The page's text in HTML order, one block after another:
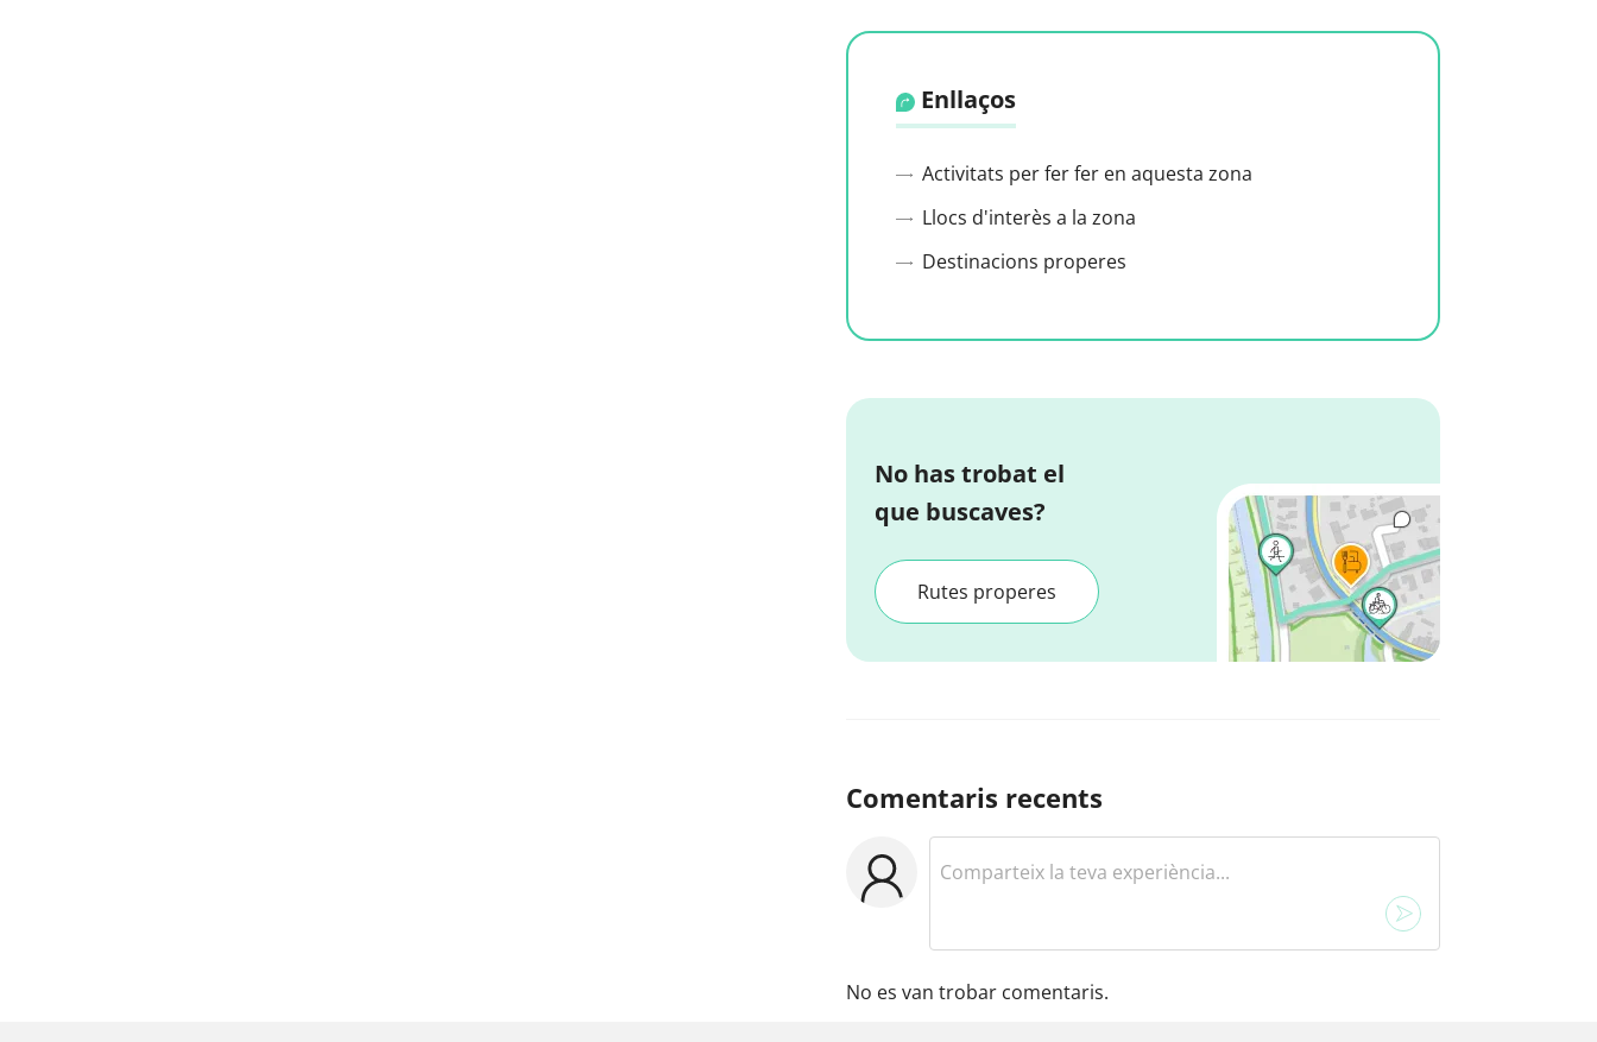
Enllaços
Activitats per fer fer en aquesta zona
Llocs d'interès a la zona
Destinacions properes
No has trobat el
que buscaves?
Rutes properes
Comentaris recents
No es van trobar comentaris.